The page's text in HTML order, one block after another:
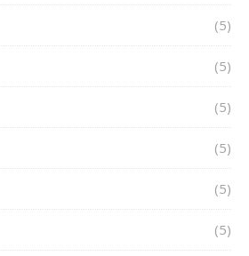
(5)
(5)
(5)
(5)
(5)
(5)